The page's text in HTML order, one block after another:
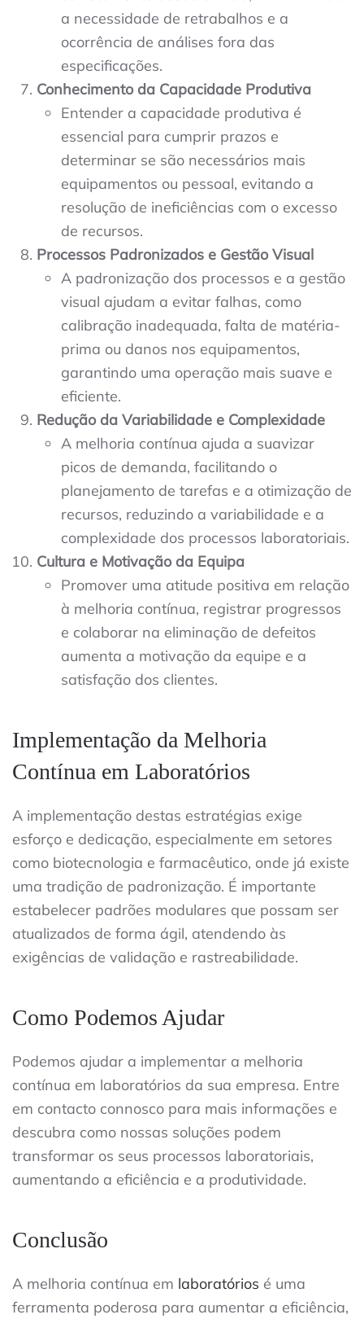
a necessidade de retrabalhos e a
ocorrência de análises fora das
especificações.
Conhecimento da Capacidade Produtiva
Entender a capacidade produtiva é
essencial para cumprir prazos e
determinar se são necessários mais
equipamentos ou pessoal, evitando a
resolução de ineficiências com o excesso
de recursos.
Processos Padronizados e Gestão Visual
A padronização dos processos e a gestão
visual ajudam a evitar falhas, como
calibração inadequada, falta de matéria-
prima ou danos nos equipamentos,
garantindo uma operação mais suave e
eficiente.
Redução da Variabilidade e Complexidade
A melhoria contínua ajuda a suavizar
picos de demanda, facilitando o
planejamento de tarefas e a otimização de
recursos, reduzindo a variabilidade e a
complexidade dos processos laboratoriais.
Cultura e Motivação da Equipa
Promover uma atitude positiva em relação
à melhoria contínua, registrar progressos
e colaborar na eliminação de defeitos
aumenta a motivação da equipe e a
satisfação dos clientes.
Implementação da Melhoria
Contínua em Laboratórios
A implementação destas estratégias exige
esforço e dedicação, especialmente em setores
como biotecnologia e farmacêutico, onde já existe
uma tradição de padronização. É importante
estabelecer padrões modulares que possam ser
atualizados de forma ágil, atendendo às
exigências de validação e rastreabilidade.
Como Podemos Ajudar
Podemos ajudar a implementar a melhoria
contínua em laboratórios da sua empresa. Entre
em contacto connosco para mais informações e
descubra como nossas soluções podem
transformar os seus processos laboratoriais,
aumentando a eficiência e a produtividade.
Conclusão
A melhoria contínua em laboratórios é uma
ferramenta poderosa para aumentar a eficiência,